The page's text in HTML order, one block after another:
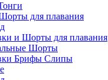
для плавания
и Шорты для плавания
Шорты
Брифы Слипы